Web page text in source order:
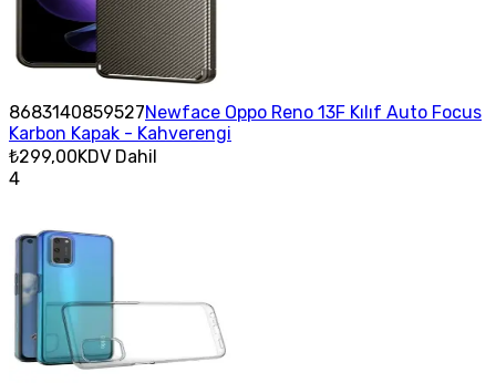
8683140859527Newface Oppo Reno 13F Kılıf Auto Focus
Karbon Kapak - Kahverengi
₺299,00KDV Dahil
4